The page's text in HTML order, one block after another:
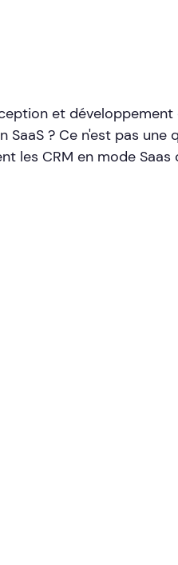
et développement
? Ce n'est pas une
les CRM en mode